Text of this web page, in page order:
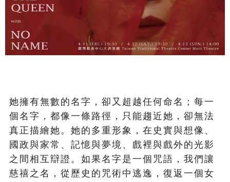
她擁有無數的名字，卻又超越任何命名；每一
個名字，都像一條路徑，只能趨近她，卻無法
真正描繪她。她的多重形象，在史實與想像、
國政與家常、記憶與夢境、戲裡與戲外的光影
之間相互辯證。如果名字是一個咒語，我們讓
慈禧之名，從歷史的咒術中逃逸，復返一個女